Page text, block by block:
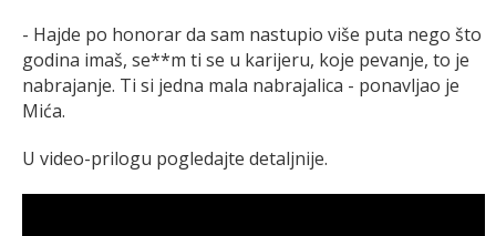
- Hajde po honorar da sam nastupio više puta nego što
godina imaš, se**m ti se u karijeru, koje pevanje, to je
nabrajanje. Ti si jedna mala nabrajalica - ponavljao je
Mića.
U video-prilogu pogledajte detaljnije.